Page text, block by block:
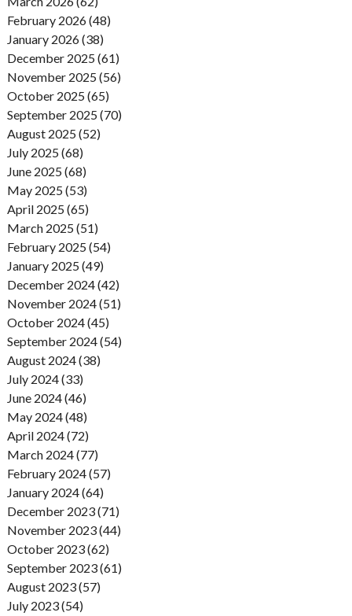
February 2026 (48)
January 2026 (38)
December 2025 (61)
November 2025 (56)
October 2025 (65)
September 2025 (70)
August 2025 (52)
July 2025 (68)
June 2025 (68)
May 2025 (53)
April 2025 (65)
March 2025 (51)
February 2025 (54)
January 2025 (49)
December 2024 (42)
November 2024 (51)
October 2024 (45)
September 2024 (54)
August 2024 (38)
July 2024 (33)
June 2024 (46)
May 2024 (48)
April 2024 (72)
March 2024 (77)
February 2024 (57)
January 2024 (64)
December 2023 (71)
November 2023 (44)
October 2023 (62)
September 2023 (61)
August 2023 (57)
July 2023 (54)